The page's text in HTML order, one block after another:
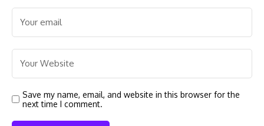
Save my name, email, and website in this browser for the
next time I comment.